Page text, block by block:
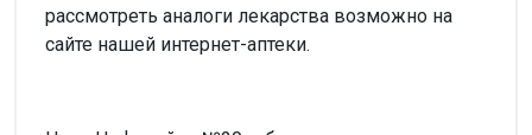
рассмотреть аналоги лекарства возможно на
сайте нашей интернет-аптеки.